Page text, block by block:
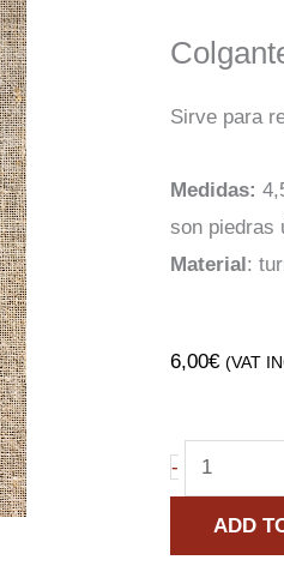
Sirve para
Medidas:
son piedras
Material:
6,00€ (VAT
-
Colgante
turmalina
negraADD